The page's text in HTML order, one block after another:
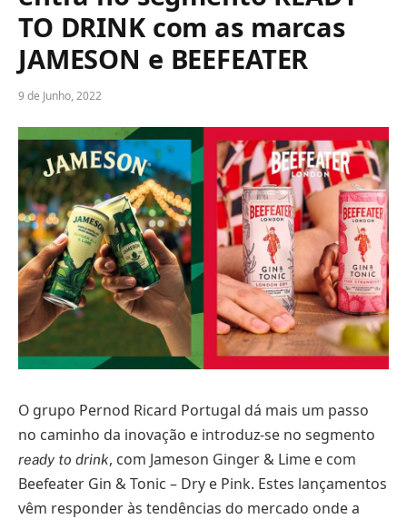
TO DRINK com as marcas
JAMESON e BEEFEATER
9 de Junho, 2022
O grupo Pernod Ricard Portugal dá mais um passo
no caminho da inovação e introduz-se no segmento
ready to drink, com Jameson Ginger & Lime e com
Beefeater Gin & Tonic – Dry e Pink. Estes lançamentos
vêm responder às tendências do mercado onde a